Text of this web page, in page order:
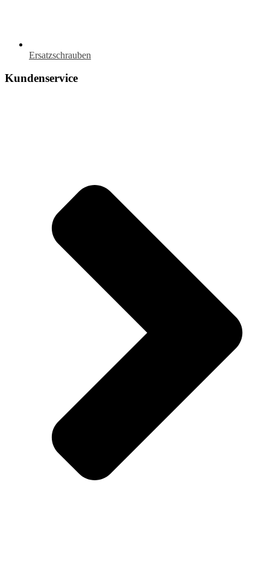
Ersatzschrauben
Kundenservice